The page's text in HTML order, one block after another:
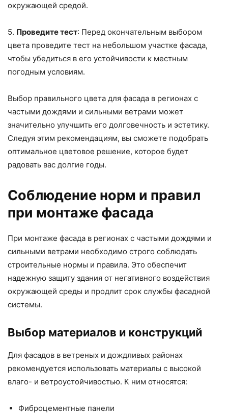
окружающей средой.
5. Проведите тест: Перед окончательным выбором
цвета проведите тест на небольшом участке фасада,
чтобы убедиться в его устойчивости к местным
погодным условиям.
Выбор правильного цвета для фасада в регионах с
частыми дождями и сильными ветрами может
значительно улучшить его долговечность и эстетику.
Следуя этим рекомендациям, вы сможете подобрать
оптимальное цветовое решение, которое будет
радовать вас долгие годы.
Соблюдение норм и правил
при монтаже фасада
При монтаже фасада в регионах с частыми дождями и
сильными ветрами необходимо строго соблюдать
строительные нормы и правила. Это обеспечит
надежную защиту здания от негативного воздействия
окружающей среды и продлит срок службы фасадной
системы.
Выбор материалов и конструкций
Для фасадов в ветреных и дождливых районах
рекомендуется использовать материалы с высокой
влаго- и ветроустойчивостью. К ним относятся:
Фиброцементные панели